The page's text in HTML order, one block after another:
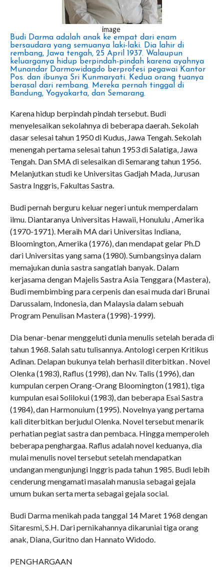
image
Budi Darma adalah anak ke empat dari enam
bersaudara yang semuanya laki-laki. Dia lahir di
rembang, Jawa tengah, 25 April 1937. Walaupun
keluarganya hidup berpindah-pindah karena ayahnya
Munandar Darmowidagdo berprofesi pegawai Kantor
Pos. dan ibunya Sri Kunmaryati. Kedua orang tuanya
berasal dari rembang. Mereka pernah tinggal di
Bandung, Yogyakarta, dan Semarang.
Karena hidup berpindah pindah tersebut. Budi
menyelesaikan sekolahnya di beberapa daerah. Sekolah
dasar selesai tahun 1950 di Kudus, Jawa Tengah. Sekolah
menengah pertama selesai tahun 1953 di Salatiga, Jawa
Tengah. Dan SMA di selesaikan di Semarang tahun 1956.
Melanjutkan studi ke Universitas Gadjah Mada, Jurusan
Sastra Inggris, Fakultas Sastra.
Budi pernah berguru keluar negeri untuk memperdalam
ilmu. Diantaranya Universitas Hawaii, Honululu , Amerika
(1970-1971). Meraih MA dari Universitas Indiana,
Bloomington, Amerika (1976), dan mendapat gelar Ph.D
dari Universitas yang sama (1980). Sumbangsinya dalam
memajukan dunia sastra sangatlah banyak. Dalam
kerjasama dengan Majelis Sastra Asia Tenggara (Mastera),
Budi membimbing para cerpenis dan esai muda dari Brunai
Darussalam, Indonesia, dan Malaysia dalam sebuah
Program Penulisan Mastera (1998)-1999).
Dia benar-benar menggeluti dunia menulis setelah berada di
tahun 1968. Salah satu tulisannya. Antologi cerpen Kritikus
Adinan. Delapan bukunya telah berhasil diterbitkan . Novel
Olenka (1983), Raflus (1998), dan Nv. Talis (1996), dan
kumpulan cerpen Orang-Orang Bloomington (1981), tiga
kumpulan esai Solilokui (1983), dan beberapa Esai Sastra
(1984), dan Harmonuium (1995). Novelnya yang pertama
kali diterbitkan berjudul Olenka. Novel tersebut menarik
perhatian pegiat sastra dan pembaca. Hingga memperoleh
beberapa penghargaa. Raflus adalah novel keduanya, dia
mulai menulis novel tersebut setelah mendapatkan
undangan mengunjungi Inggris pada tahun 1985. Budi lebih
cenderung mengamati masalah manusia sebagai gejala
umum bukan serta merta sebagai gejala social.
Budi Darma menikah pada tanggal 14 Maret 1968 dengan
Sitaresmi, S.H. Dari pernikahannya dikaruniai tiga orang
anak, Diana, Guritno dan Hannato Widodo.
PENGHARGAAN